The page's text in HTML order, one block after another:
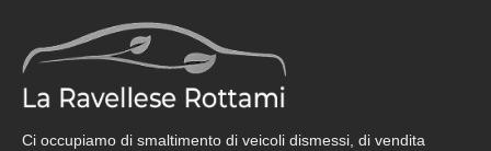
Ci occupiamo di smaltimento di veicoli dismessi, di vendita